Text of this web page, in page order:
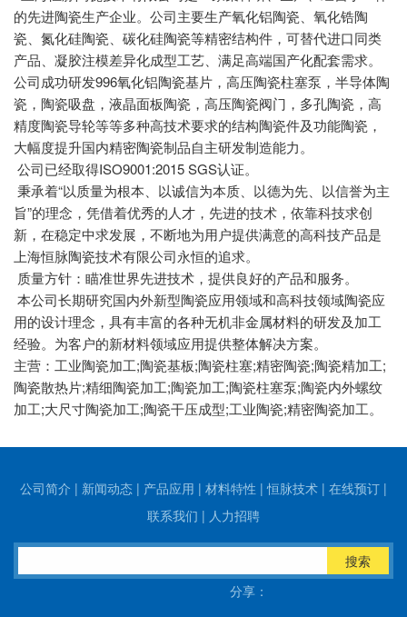
的先进陶瓷生产企业。公司主要生产氧化铝陶瓷、氧化锆陶
瓷、氮化硅陶瓷、碳化硅陶瓷等精密结构件，可替代进口同类
产品、凝胶注模差异化成型工艺、满足高端国产化配套需求。
公司成功研发996氧化铝陶瓷基片，高压陶瓷柱塞泵，半导体陶
瓷，陶瓷吸盘，液晶面板陶瓷，高压陶瓷阀门，多孔陶瓷，高
精度陶瓷导轮等等多种高技术要求的结构陶瓷件及功能陶瓷，
大幅度提升国内精密陶瓷制品自主研发制造能力。
公司已经取得ISO9001:2015 SGS认证。
秉承着“以质量为根本、以诚信为本质、以德为先、以信誉为主
旨”的理念，凭借着优秀的人才，先进的技术，依靠科技求创
新，在稳定中求发展，不断地为用户提供满意的高科技产品是
上海恒脉陶瓷技术有限公司永恒的追求。
质量方针：瞄准世界先进技术，提供良好的产品和服务。
本公司长期研究国内外新型陶瓷应用领域和高科技领域陶瓷应
用的设计理念，具有丰富的各种无机非金属材料的研发及加工
经验。为客户的新材料领域应用提供整体解决方案。
主营：工业陶瓷加工;陶瓷基板;陶瓷柱塞;精密陶瓷;陶瓷精加工;
陶瓷散热片;精细陶瓷加工;陶瓷加工;陶瓷柱塞泵;陶瓷内外螺纹
加工;大尺寸陶瓷加工;陶瓷干压成型;工业陶瓷;精密陶瓷加工。
公司简介 | 新闻动态 | 产品应用 | 材料特性 |恒脉技术 | 在线预订 |
联系我们 | 人力招聘
搜索
分享：